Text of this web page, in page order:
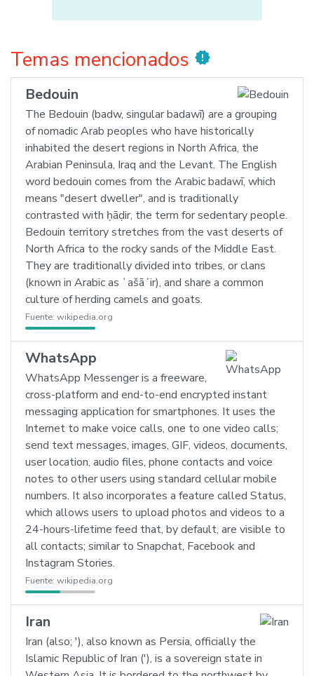
Temas mencionados new_releases
Bedouin
The Bedouin (badw, singular badawī) are a grouping
of nomadic Arab peoples who have historically
inhabited the desert regions in North Africa, the
Arabian Peninsula, Iraq and the Levant. The English
word bedouin comes from the Arabic badawī, which
means "desert dweller", and is traditionally
contrasted with ḥāḍir, the term for sedentary people.
Bedouin territory stretches from the vast deserts of
North Africa to the rocky sands of the Middle East.
They are traditionally divided into tribes, or clans
(known in Arabic as ʿašāʾir), and share a common
culture of herding camels and goats.
Fuente: wikipedia.org
WhatsApp
WhatsApp Messenger is a freeware,
cross-platform and end-to-end encrypted instant
messaging application for smartphones. It uses the
Internet to make voice calls, one to one video calls;
send text messages, images, GIF, videos, documents,
user location, audio files, phone contacts and voice
notes to other users using standard cellular mobile
numbers. It also incorporates a feature called Status,
which allows users to upload photos and videos to a
24-hours-lifetime feed that, by default, are visible to
all contacts; similar to Snapchat, Facebook and
Instagram Stories.
Fuente: wikipedia.org
Iran
Iran (also; '), also known as Persia, officially the
Islamic Republic of Iran ('), is a sovereign state in